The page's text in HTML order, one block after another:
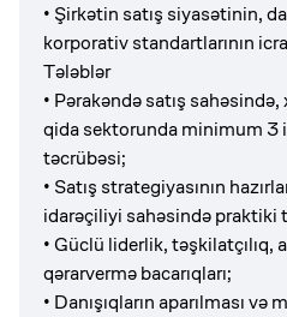
• Şirkətin satış siyasətinin,
korporativ standartlarının
Tələblər
• Pərakəndə satış
qida sektorunda minimum 3
təcrübəsi;
• Satış strategiyasının
idarəçiliyi sahəsində praktiki
• Güclü liderlik, təşkilatçılıq,
qərarvermə bacarıqları;
• Danışıqların aparılması